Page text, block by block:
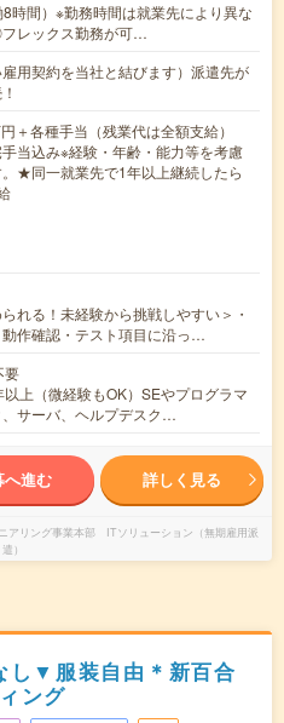
時間）※勤務時間は就業先により異な
レックス勤務が可…
用契約を当社と結びます）派遣先が
＋各種手当（残業代は全額支給）
当込み※経験・年齢・能力等を考慮
★同一就業先で1年以上継続したら
れる！未経験から挑戦しやすい＞・
作確認・テスト項目に沿っ…
要
上（微経験もOK）SEやプログラマ
サーバ、ヘルプデスク…
へ進む 詳しく見る
アリング事業本部 ITソリューション（無期雇用派
遣）
し▼服装自由＊新百合
ング